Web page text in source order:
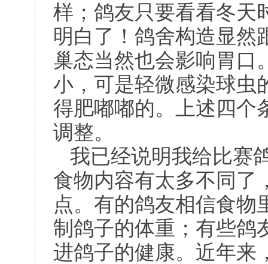
样；鸽友只要看看冬天
明白了！鸽舍构造显然
巢态当然也会影响胃口
小，可是轻微感染球虫
得肥嘟嘟的。上述四个
调整。
我已经说明我给比赛
食物内容有太多不同了
点。有的鸽友相信食物
制鸽子的体重；有些鸽
进鸽子的健康。近年来